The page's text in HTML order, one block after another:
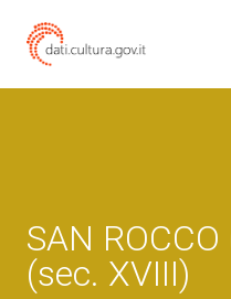
SAN
(sec. XVIII)